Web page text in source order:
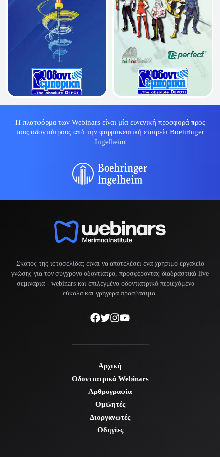
Η πλατφόρμα των Webinars είναι μία ευγενική προσφορά προς
τους οδοντιάτρους από την φαρμακευτική εταιρεία Boehringer
Ingelheim
Σκοπός της ιστοσελίδας είναι να αποτελέσει ένα χρήσιμο εργαλείο
γνώσης για τον σύγχρονο οδοντίατρο, προσφέροντας διαδραστικά live
σεμινάρια - webinars και επιλεγμένο οδοντιατρικό περιεχόμενο —
εύκολα και γρήγορα προσβάσιμο.
Αρχική
Οδοντιατρικά Webinars
Αρθρογραφία
Ομιλητές
Διοργανωτές
Οδηγίες